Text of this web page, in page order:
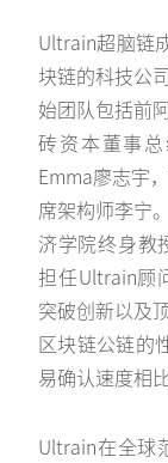
Ultrain超脑链
块链的科技公
始团队包括前
砖资本董事
Emma廖志宇
席架构师李宁
济学院终身教
担任Ultrain顾
突破创新以及
区块链公链的
易确认速度相
Ultrain在全球